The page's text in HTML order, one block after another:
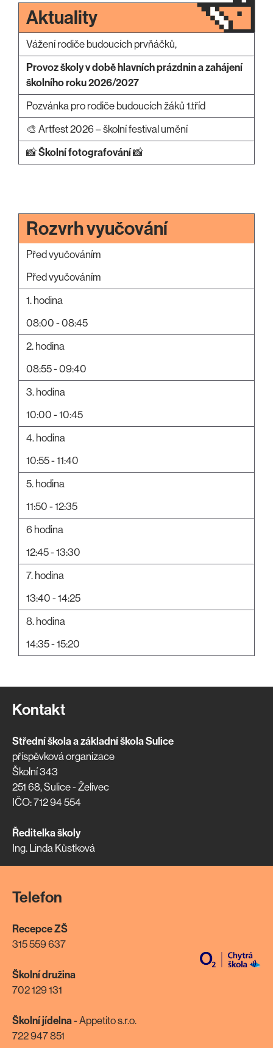
Aktuality
Vážení rodiče budoucích prvňáčků,
Provoz školy v době hlavních prázdnin a zahájení
školního roku 2026/2027
Pozvánka pro rodiče budoucích žáků 1.tříd
🎨 Artfest 2026 – školní festival umění
📸Školní fotografování📸
Rozvrh vyučování
Před vyučováním
Před vyučováním
1. hodina
08:00 - 08:45
2. hodina
08:55 - 09:40
3. hodina
10:00 - 10:45
4. hodina
10:55 - 11:40
5. hodina
11:50 - 12:35
6 hodina
12:45 - 13:30
7. hodina
13:40 - 14:25
8. hodina
14:35 - 15:20
Kontakt
Střední škola a základní škola Sulice
příspěvková organizace
Školní 343
251 68, Sulice - Želivec
IČO: 712 94 554
Ředitelka školy
Ing. Linda Kůstková
Telefon
Recepce ZŠ
315 559 637
Školní družina
702 129 131
Školní jídelna- Appetito s.r.o.
722 947 851